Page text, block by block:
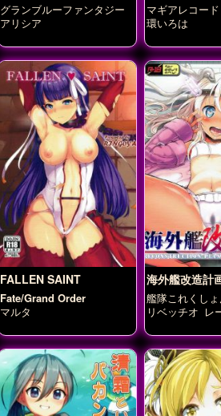
グランブルーファンタジー
アリシア
マギアレコー
どか☆マギカ
環いろは
FALLEN SAINT
Fate/Grand Order
マルタ
海外艦改造計
艦隊これくし
リベッチオ レ
マーズ 呂500